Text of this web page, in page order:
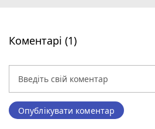
Коментарі (1)
Опублікувати коментар